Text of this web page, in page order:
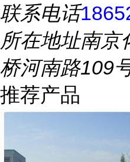
联系电话
所在地址南京
桥河南路109
推荐产品